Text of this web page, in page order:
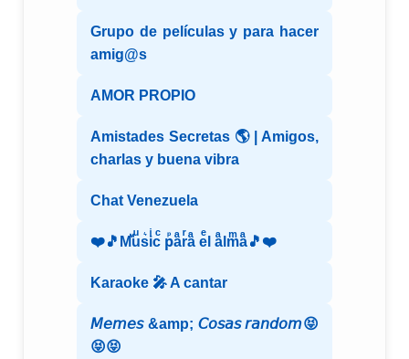
Grupo de películas y para hacer
amig@s
AMOR PROPIO
Amistades Secretas 🌎 | Amigos,
charlas y buena vibra
Chat Venezuela
❤️🎵Mⷨuͧs͛iͥcͨ рⷬaͣrͬaͣ eͤl aͣlmͫaͣ🎵❤️
Karaoke 🎤 A cantar
𝘔𝘦𝘮𝘦𝘴 &amp; 𝘊𝘰𝘴𝘢𝘴 𝘳𝘢𝘯𝘥𝘰𝘮😝
😝😝